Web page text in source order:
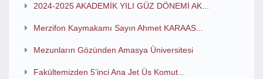
2024-2025 AKADEMİK YILI GÜZ DÖNEMİ AK...
Merzifon Kaymakamı Sayın Ahmet KARAAS...
Mezunların Gözünden Amasya Üniversitesi
Fakültemizden 5’inci Ana Jet Üs Komut...